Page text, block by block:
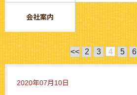
会社案内
<< 2 3 4 5 6
2020年07月10日